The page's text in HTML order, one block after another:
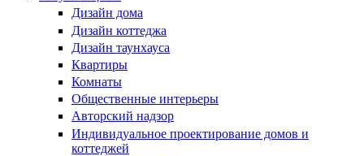
Дизайн дома
Дизайн коттеджа
Дизайн таунхауса
Квартиры
Комнаты
Общественные интерьеры
Авторский надзор
Индивидуальное проектирование домов и
коттеджей